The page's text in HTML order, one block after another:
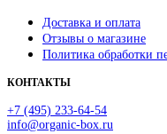
Доставка и оплата
Отзывы о магазине
Политика обработки
КОНТАКТЫ
+7 (495) 233-64-54
info@organic-box.ru